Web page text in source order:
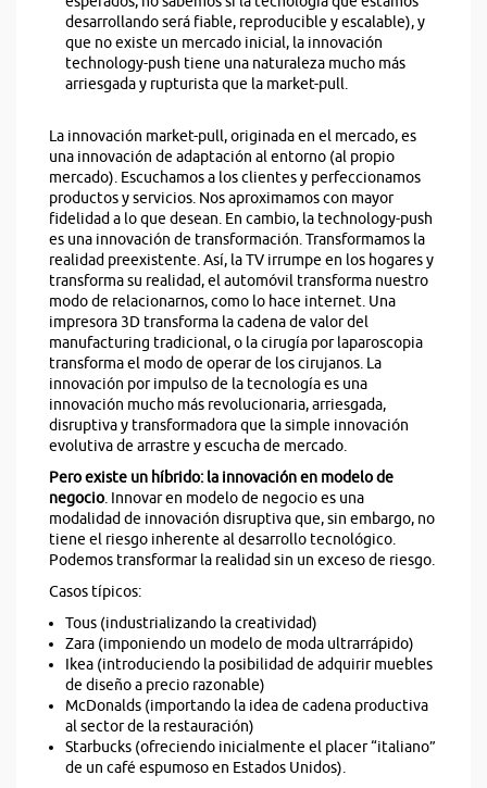
desarrollando será fiable, reproducible y escalable), y
que no existe un mercado inicial, la innovación
technology-push tiene una naturaleza mucho más
arriesgada y rupturista que la market-pull.
La innovación market-pull, originada en el mercado, es
una innovación de adaptación al entorno (al propio
mercado). Escuchamos a los clientes y perfeccionamos
productos y servicios. Nos aproximamos con mayor
fidelidad a lo que desean. En cambio, la technology-push
es una innovación de transformación. Transformamos la
realidad preexistente. Así, la TV irrumpe en los hogares y
transforma su realidad, el automóvil transforma nuestro
modo de relacionarnos, como lo hace internet. Una
impresora 3D transforma la cadena de valor del
manufacturing tradicional, o la cirugía por laparoscopia
transforma el modo de operar de los cirujanos. La
innovación por impulso de la tecnología es una
innovación mucho más revolucionaria, arriesgada,
disruptiva y transformadora que la simple innovación
evolutiva de arrastre y escucha de mercado.
Pero existe un híbrido: la innovación en modelo de
negocio. Innovar en modelo de negocio es una
modalidad de innovación disruptiva que, sin embargo, no
tiene el riesgo inherente al desarrollo tecnológico.
Podemos transformar la realidad sin un exceso de riesgo.
Casos típicos:
Tous (industrializando la creatividad)
Zara (imponiendo un modelo de moda ultrarrápido)
Ikea (introduciendo la posibilidad de adquirir muebles
de diseño a precio razonable)
McDonalds (importando la idea de cadena productiva
al sector de la restauración)
Starbucks (ofreciendo inicialmente el placer “italiano”
de un café espumoso en Estados Unidos).